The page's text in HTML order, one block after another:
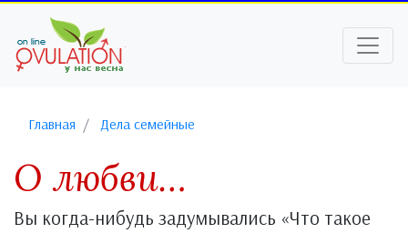
Главная Дела семейные
О любви…
Вы когда-нибудь задумывались «Что такое